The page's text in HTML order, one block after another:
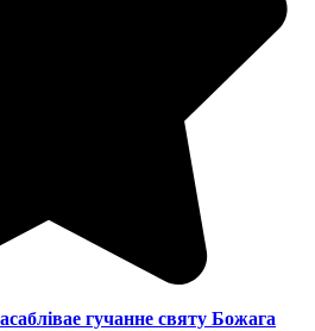
гучанне святу Божага